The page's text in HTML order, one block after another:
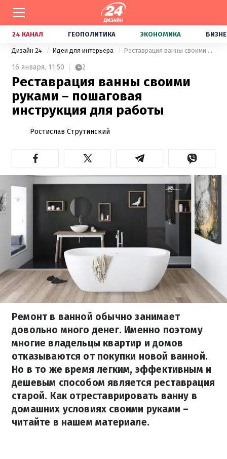
24 КАНАЛ ГЕОПОЛИТИКА ЭКОНОМИКА
Дизайн 24 Идеи для интерьера Реставрация ванны своими руками – пошаговая инструкция для работы
16 января, 11:50 2
Реставрация ванны своими
руками – пошаговая
инструкция для работы
Ростислав Струтинский
Ремонт в ванной обычно занимает
довольно много денег. Именно поэтому
многие владельцы квартир и домов
отказываются от покупки новой ванной.
Но в то же время легким, эффективным и
дешевым способом является реставрация
старой. Как отреставрировать ванну в
домашних условиях своими руками –
читайте в нашем материале.